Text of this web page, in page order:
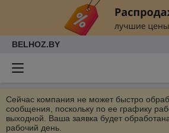
BELHOZ.BY
Сейчас компания не может быстро
сообщения, поскольку по ее графику
выходной. Ваша заявка будет
рабочий день.